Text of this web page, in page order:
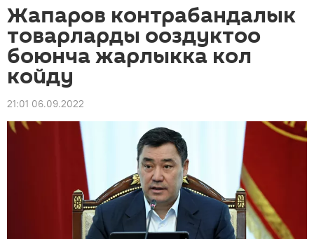
Жапаров контрабандалык
товарларды ооздуктоо
боюнча жарлыкка кол
койду
21:01 06.09.2022